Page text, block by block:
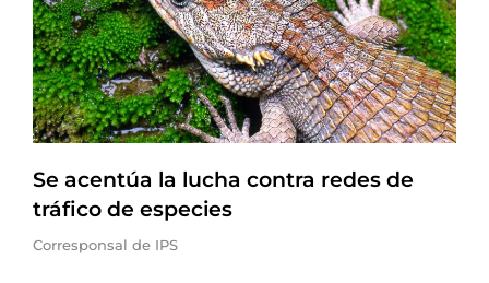
Se acentúa la lucha contra redes de
tráfico de especies
Corresponsal de IPS